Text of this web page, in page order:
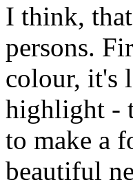
I think,
persons.
colour, it's
highlight -
to make a
beautiful